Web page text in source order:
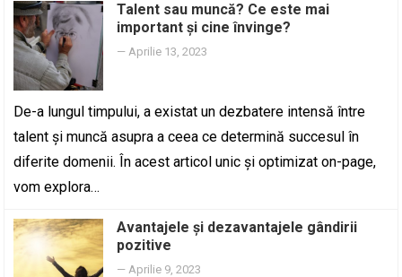
Talent sau muncă? Ce este mai
important și cine învinge?
—Aprilie 13, 2023
De-a lungul timpului, a existat un dezbatere intensă între
talent și muncă asupra a ceea ce determină succesul în
diferite domenii. În acest articol unic și optimizat on-page,
vom explora…
Avantajele și dezavantajele gândirii
pozitive
—Aprilie 9, 2023